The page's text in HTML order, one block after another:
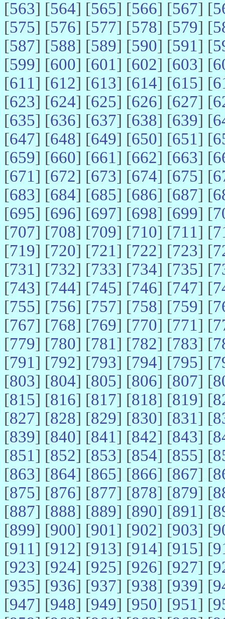
[563] [564] [565] [566] [567] [
[575] [576] [577] [578] [579] [
[587] [588] [589] [590] [591] [
[599] [600] [601] [602] [603] [
[611] [612] [613] [614] [615] [
[623] [624] [625] [626] [627] [
[635] [636] [637] [638] [639] [
[647] [648] [649] [650] [651] [
[659] [660] [661] [662] [663] [
[671] [672] [673] [674] [675] [
[683] [684] [685] [686] [687] [
[695] [696] [697] [698] [699] [
[707] [708] [709] [710] [711] [
[719] [720] [721] [722] [723] [
[731] [732] [733] [734] [735] [
[743] [744] [745] [746] [747] [
[755] [756] [757] [758] [759] [
[767] [768] [769] [770] [771] [
[779] [780] [781] [782] [783] [
[791] [792] [793] [794] [795] [
[803] [804] [805] [806] [807] [
[815] [816] [817] [818] [819] [
[827] [828] [829] [830] [831] [
[839] [840] [841] [842] [843] [
[851] [852] [853] [854] [855] [
[863] [864] [865] [866] [867] [
[875] [876] [877] [878] [879] [
[887] [888] [889] [890] [891] [
[899] [900] [901] [902] [903] [
[911] [912] [913] [914] [915] [
[923] [924] [925] [926] [927] [
[935] [936] [937] [938] [939] [
[947] [948] [949] [950] [951] [